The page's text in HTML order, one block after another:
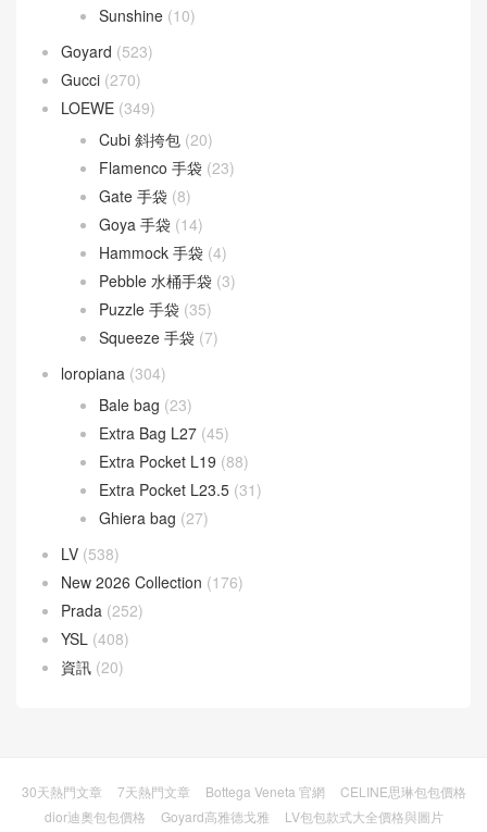
Sunshine (10)
Goyard (523)
Gucci (270)
LOEWE (349)
Cubi 斜挎包 (20)
Flamenco 手袋 (23)
Gate 手袋 (8)
Goya 手袋 (14)
Hammock 手袋 (4)
Pebble 水桶手袋 (3)
Puzzle 手袋 (35)
Squeeze 手袋 (7)
loropiana (304)
Bale bag (23)
Extra Bag L27 (45)
Extra Pocket L19 (88)
Extra Pocket L23.5 (31)
Ghiera bag (27)
LV (538)
New 2026 Collection (176)
Prada (252)
YSL (408)
資訊 (20)
30天熱門文章 7天熱門文章 Bottega Veneta 官網
CELINE思琳包包價格
dior迪奧包包價格
Goyard高雅德戈雅
LV包包款式大全價格與圖片